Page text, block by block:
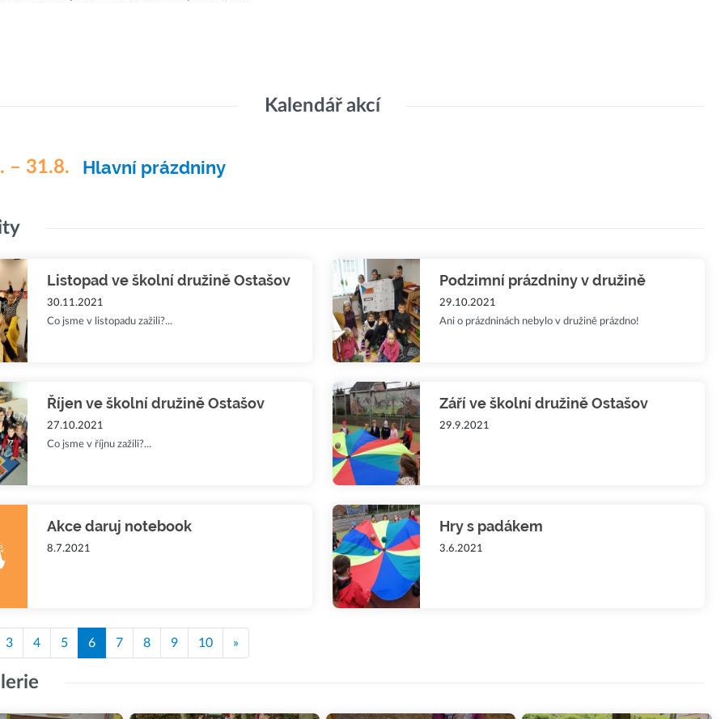
Kalendář akcí
– 31.8. Hlavní prázdniny
Listopad ve školní družině Ostašov
30.11.2021
Co jsme v listopadu zažili?...
Podzimní prázdniny v družině
29.10.2021
Ani o prázdninách nebylo v družině prázdno!
Říjen ve školní družině Ostašov
27.10.2021
Co jsme v říjnu zažili?...
Září ve školní družině Ostašov
29.9.2021
Akce daruj notebook
8.7.2021
Hry s padákem
3.6.2021
3 4 5 6 7 8 9 10 »